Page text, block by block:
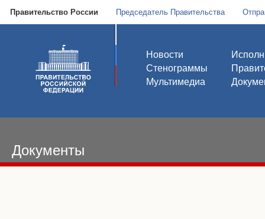
Правительство России Председатель Правительства
Новости
Стенограммы
Мультимедиа
Документы